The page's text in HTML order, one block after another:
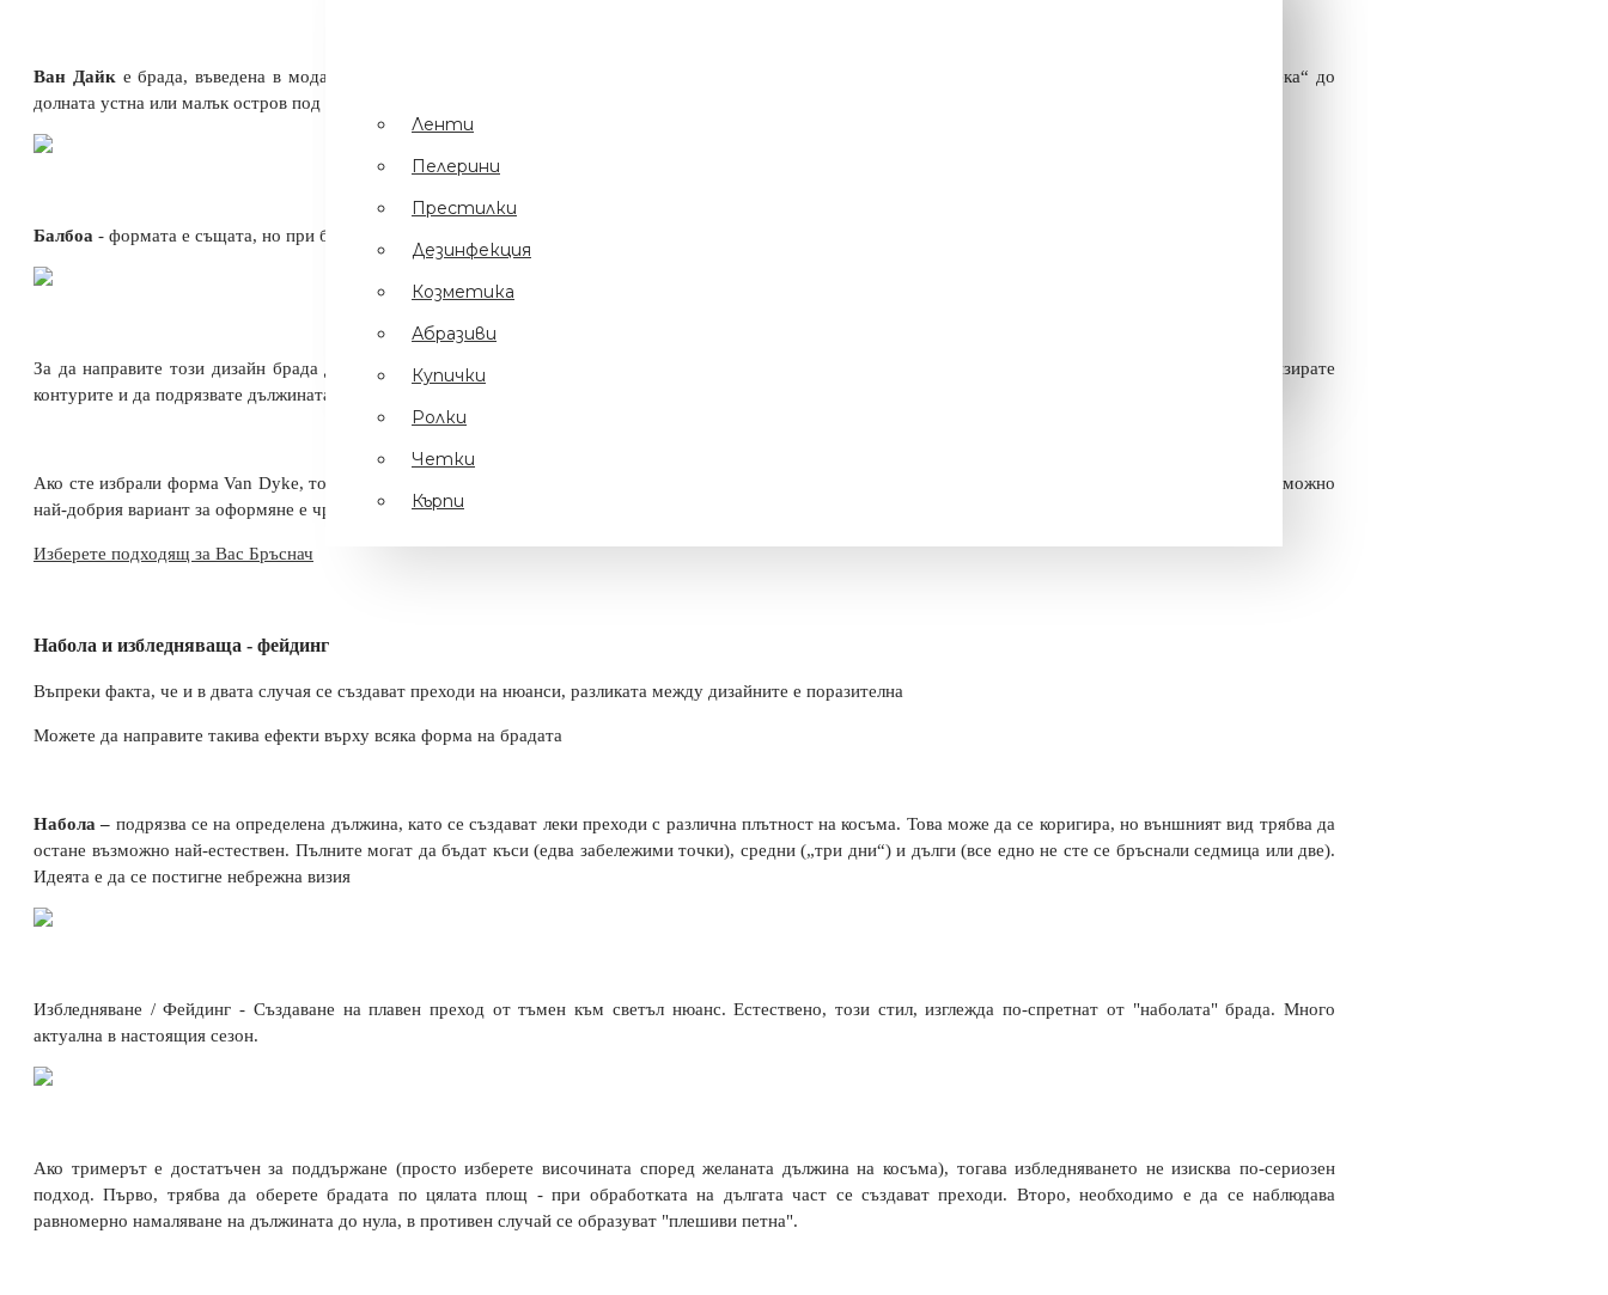
€ 63.91 (125.00 лв.)
Дезинфекция
Еднократни
Ръкавици
Ел Уреди
Кърпи
Четки
Ленти
Пелерини
Престилки
Дезинфекция
Козметика
Абразиви
Купички
Ролки
Четки
Кърпи
Ван Дайк е брада, въведена в модата от Джони Деп. Долната част наподобява котва, но косъмът се отстранява до ръба на брадичката, оставяйки „пътека“ до
долната устна или малък остров под нея. Не забравяйте да оформите "мустака", които се спуска под нивото на устата.
Балбоа - формата е същата, но при брадичката остават повече косми и не се бръснат по скулите. Балбоа се характеризира с ясни и точни контури.
За да направите този дизайн брада да изглежда грандиозно, трябва редовно да почиствате бузите (излишното окосмяване ще развали всичко), да актуализирате
контурите и да подрязвате дължината.
Ако сте избрали форма Van Dyke, тогава у дома е напълно възможно да се справите с една самобръсначка, но трябва да вземете професионален модел. Възможно
най-добрия вариант за оформяне е чрез бръснач, но се изисква опит за прецизна работа с него.
Изберете подходящ за Вас Бръснач
Набола и избледняваща - фейдинг
Въпреки факта, че и в двата случая се създават преходи на нюанси, разликата между дизайните е поразителна
Можете да направите такива ефекти върху всяка форма на брадата
Набола – подрязва се на определена дължина, като се създават леки преходи с различна плътност на косъма. Това може да се коригира, но външният вид трябва да
остане възможно най-естествен. Пълните могат да бъдат къси (едва забележими точки), средни („три дни“) и дълги (все едно не сте се бръснали седмица или две).
Идеята е да се постигне небрежна визия
Избледняване / Фейдинг - Създаване на плавен преход от тъмен към светъл нюанс. Естествено, този стил, изглежда по-спретнат от "наболата" брада. Много
актуална в настоящия сезон.
Ако тримерът е достатъчен за поддържане (просто изберете височината според желаната дължина на косъма), тогава избледняването не изисква по-сериозен
подход. Първо, трябва да оберете брадата по цялата площ - при обработката на дългата част се създават преходи. Второ, необходимо е да се наблюдава
равномерно намаляване на дължината до нула, в противен случай се образуват "плешиви петна".